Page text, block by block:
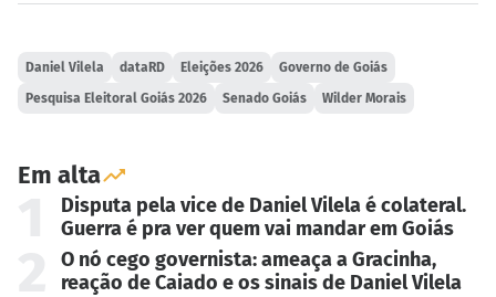
Daniel Vilela dataRD Eleições 2026 Governo de Goiás
Pesquisa Eleitoral Goiás 2026 Senado Goiás Wilder Morais
Em alta
Disputa pela vice de Daniel Vilela é colateral.
Guerra é pra ver quem vai mandar em Goiás
O nó cego governista: ameaça a Gracinha,
reação de Caiado e os sinais de Daniel Vilela